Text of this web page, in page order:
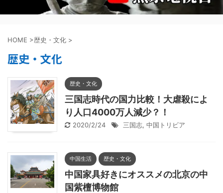
HOME >歴史・文化 >
歴史・文化
歴史・文化
三国志時代の国力比較！大虐殺によ
り人口4000万人減少？！
2020/2/24 三国志, 中国トリビア
中国生活 歴史・文化
中国家具好きにオススメの北京の中
国紫檀博物館